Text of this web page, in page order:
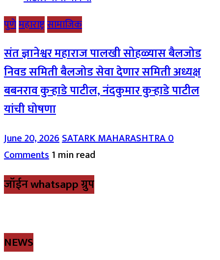
पुणेमहाराष्ट्रसामाजिक
संत ज्ञानेश्वर महाराज पालखी सोहळ्यास बैलजोड
निवड समिती बैलजोड सेवा देणार समिती अध्यक्ष
बबनराव कुऱ्हाडे पाटील, नंदकुमार कुऱ्हाडे पाटील
यांची घोषणा
June 20, 2026SATARK MAHARASHTRA0
Comments1 min read
जॉईन whatsapp ग्रुप
NEWS